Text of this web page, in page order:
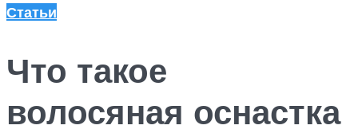
Статьи
Что такое
волосяная оснастка